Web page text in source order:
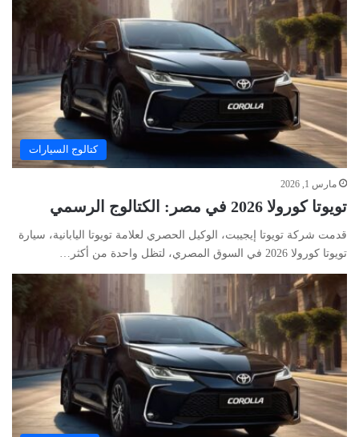
كتالوج السيارات
مارس 1, 2026
تويوتا كورولا 2026 في مصر: الكتالوج الرسمي
قدمت شركة تويوتا إيجيبت، الوكيل الحصري لعلامة تويوتا اليابانية، سيارة
تويوتا كورولا 2026 في السوق المصري، لتظل واحدة من أكثر…